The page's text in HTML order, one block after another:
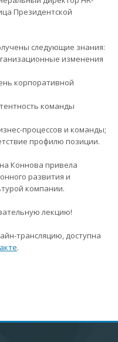
Президентской
следующие знания:
изменения
корпоративной
команды
процессов и команды;
профилю позиции.
Коннова привела
развития и
компании.
лекцию!
трансляцию, доступна
.